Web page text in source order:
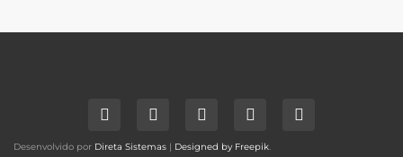
Desenvolvido por Direta Sistemas | Designed by Freepik.